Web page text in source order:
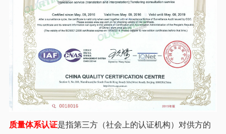
质量体系认证是指第三方（社会上的认证机构）对供方的